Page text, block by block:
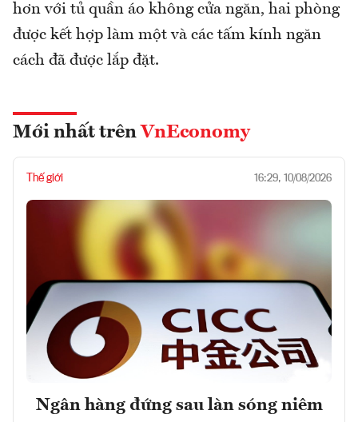
hơn với tủ quần áo không cửa ngăn, hai phòng
được kết hợp làm một và các tấm kính ngăn
cách đã được lắp đặt.
Mới nhất trên VnEconomy
Thế giới 16:29, 10/08/2026
Ngân hàng đứng sau làn sóng niêm